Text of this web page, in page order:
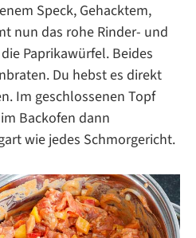
Speck, Gehacktem,
nun das rohe Rinder- und
Paprikawürfel. Beides
Du hebst es direkt
Im geschlossenen Topf
Backofen dann
wie jedes Schmorgericht.